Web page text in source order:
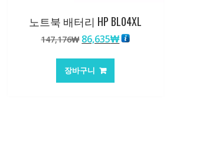
노트북 배터리 HP BL04XL
147,176₩ 원
가
격:
86,635₩현
장바구니